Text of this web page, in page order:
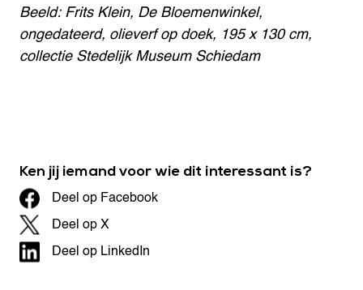
Beeld: Frits Klein, De Bloemenwinkel,
ongedateerd, olieverf op doek, 195 x 130 cm,
collectie Stedelijk Museum Schiedam
Ken jij iemand voor wie dit interessant is?
Deel op Facebook
Deel op X
Deel op LinkedIn